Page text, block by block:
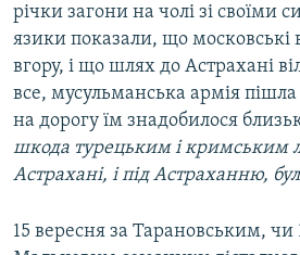
річки загони на чолі зі своїми
язики показали, що московські
вгору, і що шлях до Астрахані
все, мусульманська армія
на дорогу їм знадобилося
шкода турецьким і кримським
Астрахані, і під Астраханню,
15 вересня за Тарановським, чи